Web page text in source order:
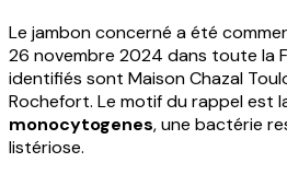
Le jambon concerné a été
26 novembre 2024 dans toute la
identifiés sont Maison Chazal
Rochefort. Le motif du rappel est
monocytogenes, une bactérie
listériose.